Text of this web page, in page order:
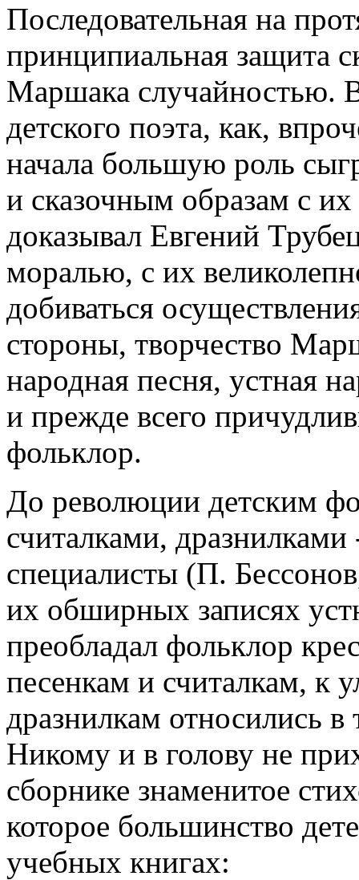
Последовательная на
принципиальная защита
Маршака случайностью.
детского поэта, как,
начала большую роль
и сказочным образам с
доказывал Евгений
моралью, с их
добиваться
стороны, творчество
народная песня, устная
и прежде всего
фольклор.
До революции детским
считалками, дразнилками
специалисты (П.
их обширных записях
преобладал фольклор
песенкам и считалкам,
дразнилкам относились
Никому и в голову не
сборнике знаменитое
которое большинство
учебных книгах: